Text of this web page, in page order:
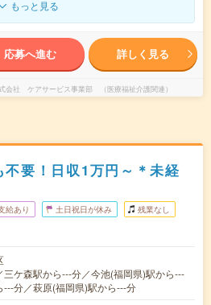
もっと見る
応募へ進む 詳しく見る
会社 ケアサービス事業部 （医療福祉介護関連）
要！日収1万円～＊未経
給あり 土日祝日が休み 残業なし
三ケ森駅から---分／今池(福岡県)駅から---
---分／萩原(福岡県)駅から---分